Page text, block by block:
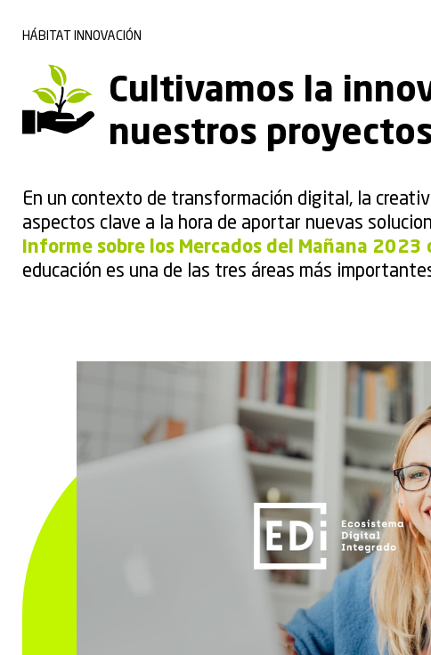
HÁBITAT INNOVACIÓN
Cultivamos la
nuestros
En un contexto de transformación digital, la
aspectos clave a la hora de aportar nuevas
Informe sobre los Mercados del Mañana 2023
educación es una de las tres áreas más